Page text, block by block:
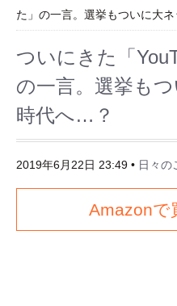
た」の一言。選挙もついに大
ついにきた「
の一言。選挙も
時代へ…？
2019年6月22日 23:49 • 日々の
Amazonで